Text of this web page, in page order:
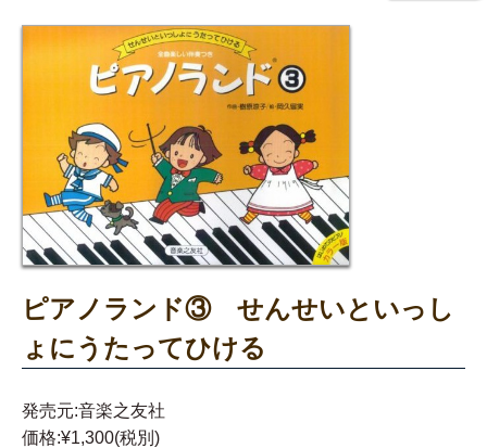
ピアノランド③ せんせいといっし
ょにうたってひける
発売元:音楽之友社
価格:¥1,300(税別)